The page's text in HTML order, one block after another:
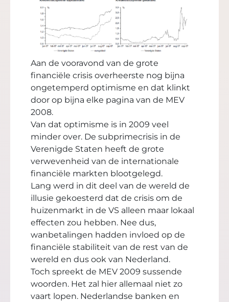
Aan de vooravond van de grote
financiële crisis overheerste nog bijna
ongetemperd optimisme en dat klinkt
door op bijna elke pagina van de MEV
2008.
Van dat optimisme is in 2009 veel
minder over. De subprimecrisis in de
Verenigde Staten heeft de grote
verwevenheid van de internationale
financiële markten blootgelegd.
Lang werd in dit deel van de wereld de
illusie gekoesterd dat de crisis om de
huizenmarkt in de VS alleen maar lokaal
effecten zou hebben. Nee dus,
wanbetalingen hadden invloed op de
financiële stabiliteit van de rest van de
wereld en dus ook van Nederland.
Toch spreekt de MEV 2009 sussende
woorden. Het zal hier allemaal niet zo
vaart lopen. Nederlandse banken en